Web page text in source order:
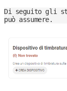
Di seguito gli
può assumere.